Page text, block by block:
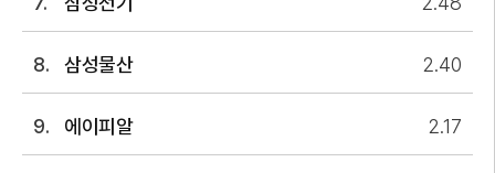
삼성물산 2.40
에이피알 2.17